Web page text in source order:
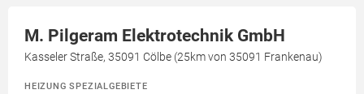
M. Pilgeram Elektrotechnik GmbH
Kasseler Straße, 35091 Cölbe (25km von 35091 Frankenau)
HEIZUNG SPEZIALGEBIETE